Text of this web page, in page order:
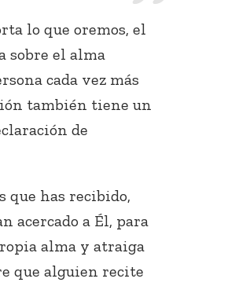
lo que oremos, el
sobre el alma
cada vez más
también tiene un
de
que has recibido,
acercado a Él, para
alma y atraiga
que alguien recite
Conecta con
los Bahá'ís de
tu área